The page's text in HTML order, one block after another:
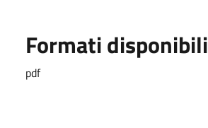
Formati disponibili
pdf